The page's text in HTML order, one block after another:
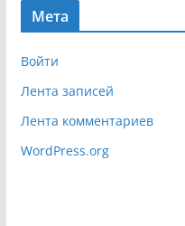
я
Мета
Войти
Лента записей
Лента комментариев
WordPress.org